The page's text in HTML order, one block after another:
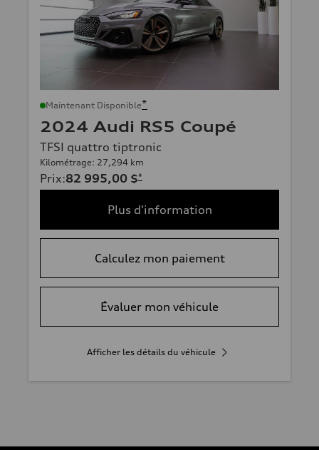
Maintenant Disponible*
2024 Audi RS5 Coupé
TFSI quattro tiptronic
Kilométrage: 27,294 km
Prix:82 995,00 $*
Plus d'information
Calculez mon paiement
Évaluer mon véhicule
Afficher les détails du véhicule